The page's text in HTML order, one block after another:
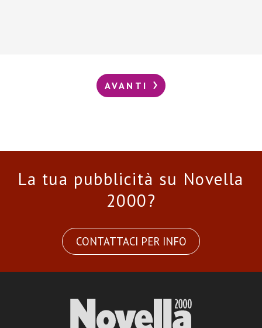
AVANTI
La tua pubblicità su Novella
2000?
CONTATTACI PER INFO